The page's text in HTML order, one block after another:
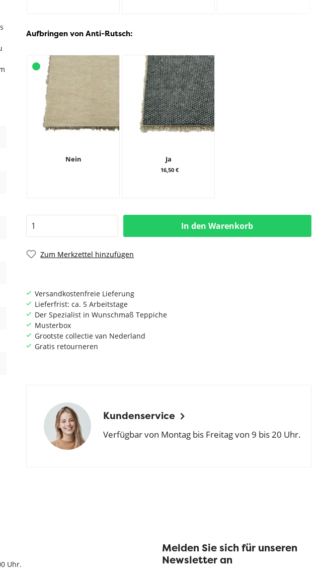
Aufbringen von Anti-Rutsch:
Nein Ja
16,50 €
In den Warenkorb
Zum Merkzettel hinzufügen
Versandkostenfreie Lieferung
Lieferfrist: ca. 5 Arbeitstage
Der Spezialist in Wunschmaß Teppiche
Musterbox
Grootste collectie van Nederland
Gratis retourneren
Kundenservice
Verfügbar von Montag bis Freitag von 9 bis 20 Uhr.
Uhr.
Melden Sie sich für unseren
Newsletter an